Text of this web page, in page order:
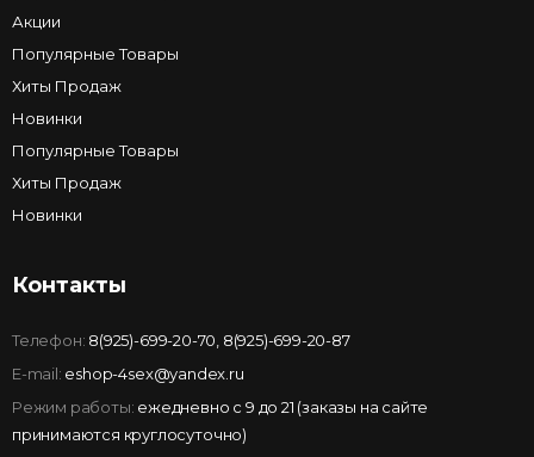
Акции
Популярные Товары
Хиты Продаж
Новинки
Популярные Товары
Хиты Продаж
Новинки
Контакты
Телефон: 8(925)-699-20-70 8(925)-699-20-87
E-mail: eshop-4sex@yandex.ru
Режим работы: ежедневно с 9 до 21 (заказы на сайте
принимаются круглосуточно)